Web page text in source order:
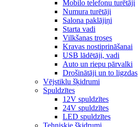
Mobilo telefonu turētāji
Numura turētāji
Salona paklājiņi
Starta vadi
Vilkšanas troses
Kravas nostiprināšanai
USB lādētāji, vadi
Auto un riepu pārvalki
Drošinātāji un to ligzdas
Vējstiklu šķidrumi
Spuldzītes
12V spuldzītes
24V spuldzītes
LED spuldzītes
Tehniskie šķidrumi